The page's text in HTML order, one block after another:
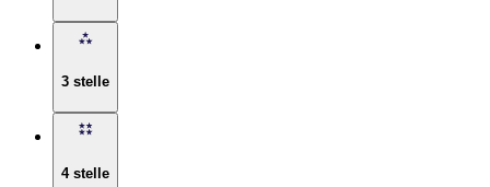
3 stelle
4 stelle